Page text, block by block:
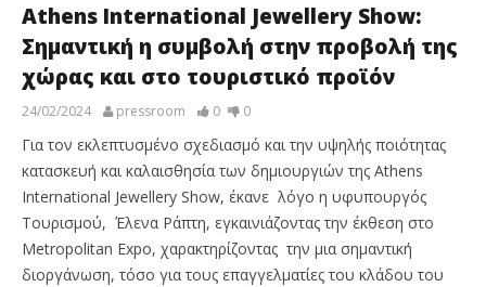
Athens International Jewellery Show:
Σημαντική η συμβολή στην προβολή της
χώρας και στο τουριστικό προϊόν
24/02/2024 pressroom 0 0
Για τον εκλεπτυσμένο σχεδιασμό και την υψηλής ποιότητας
κατασκευή και καλαισθησία των δημιουργιών της Athens
International Jewellery Show, έκανε λόγο η υφυπουργός
Τουρισμού, Έλενα Ράπτη, εγκαινιάζοντας την έκθεση στο
Metropolitan Expo, χαρακτηρίζοντας την μια σημαντική
διοργάνωση, τόσο για τους επαγγελματίες του κλάδου του